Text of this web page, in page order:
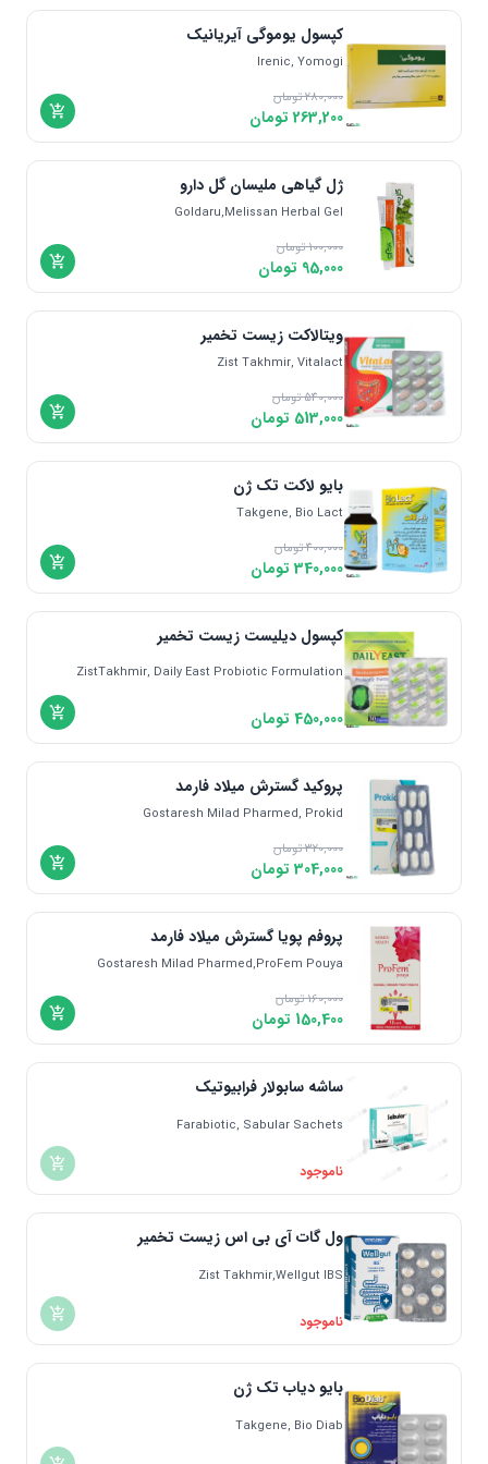
اندونزی | Indonesia
مالزی | Malaysia
یونان | Greece
کپسول یوموگی آیریانیک
Irenic, Yomogi
280,000تومان
263,200تومان
ژل گیاهی ملیسان گل دارو
Goldaru,Melissan Herbal Gel
100,000تومان
95,000 تومان
ویتالاکت زیست تخمیر
Zist Takhmir, Vitalact
540,000تومان
513,000 تومان
بایو لاکت تک ژن
Takgene, Bio Lact
400,000تومان
340,000 تومان
کپسول دیلیست زیست تخمیر
ZistTakhmir, Daily East Probiotic Formulation
450,000 تومان
پروکید گسترش میلاد فارمد
Gostaresh Milad Pharmed, Prokid
320,000تومان
304,000 تومان
پروفم پویا گسترش میلاد فارمد
Gostaresh Milad Pharmed,ProFem Pouya
160,000تومان
150,400 تومان
ساشه سابولار فرابیوتیک
Farabiotic, Sabular Sachets
ناموجود
ول گات آی بی اس زیست تخمیر
Zist Takhmir,Wellgut IBS
ناموجود
بایو دیاب تک ژن
Takgene, Bio Diab